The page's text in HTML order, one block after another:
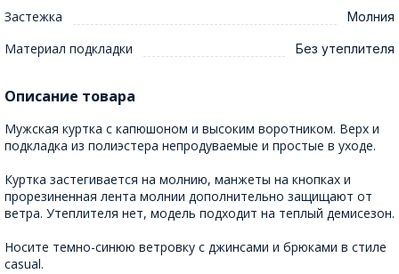
Застежка Молния
Материал подкладки Без утеплителя
Описание товара
Мужская куртка с капюшоном и высоким воротником. Верх и
подкладка из полиэстера непродуваемые и простые в уходе.
Куртка застегивается на молнию, манжеты на кнопках и
прорезиненная лента молнии дополнительно защищают от
ветра. Утеплителя нет, модель подходит на теплый демисезон.
Носите темно-синюю ветровку с джинсами и брюками в стиле
casual.